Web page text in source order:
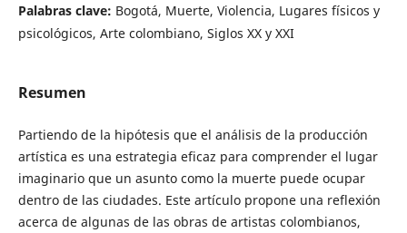
Palabras clave: Bogotá, Muerte, Violencia, Lugares físicos y
psicológicos, Arte colombiano, Siglos XX y XXI
Resumen
Partiendo de la hipótesis que el análisis de la producción
artística es una estrategia eficaz para comprender el lugar
imaginario que un asunto como la muerte puede ocupar
dentro de las ciudades. Este artículo propone una reflexión
acerca de algunas de las obras de artistas colombianos,